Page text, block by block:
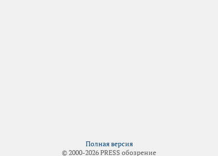
Полная версия
© 2000-2026 PRESS обозрение